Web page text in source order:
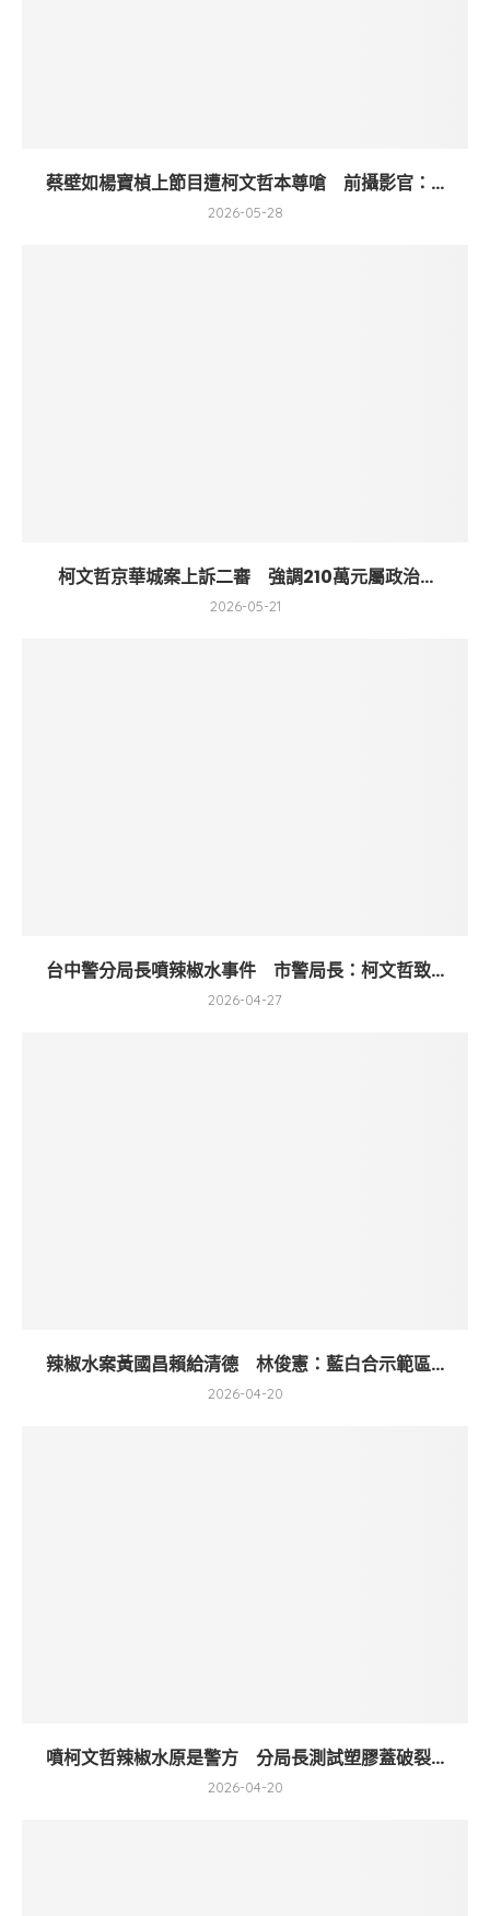
蔡壁如楊寶楨上節目遭柯文哲本尊嗆 前攝影官：...
2026-05-28
柯文哲京華城案上訴二審 強調210萬元屬政治...
2026-05-21
台中警分局長噴辣椒水事件 市警局長：柯文哲致...
2026-04-27
辣椒水案黃國昌賴給清德 林俊憲：藍白合示範區...
2026-04-20
噴柯文哲辣椒水原是警方 分局長測試塑膠蓋破裂...
2026-04-20